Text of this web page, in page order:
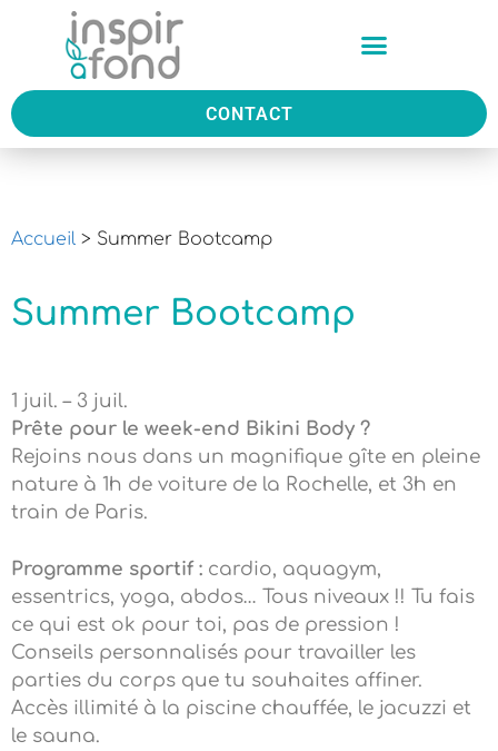
CONTACT
Accueil > Summer Bootcamp
Summer Bootcamp
1 juil. – 3 juil.
Prête pour le week-end Bikini Body ?
Rejoins nous dans un magnifique gîte en pleine
nature à 1h de voiture de la Rochelle, et 3h en
train de Paris.
Programme sportif : cardio, aquagym,
essentrics, yoga, abdos… Tous niveaux !! Tu fais
ce qui est ok pour toi, pas de pression !
Conseils personnalisés pour travailler les
parties du corps que tu souhaites affiner.
Accès illimité à la piscine chauffée, le jacuzzi et
le sauna.